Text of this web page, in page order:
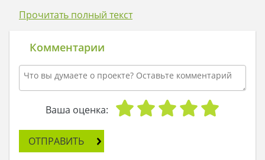
и хозяйка отправлялась в гостиную, наливала в
напиток и любовалась головокружительным
видом из окна. Ее гостиную украшал эркер, в
котором стояло ее любимое кресло из красного
дерева: в него Леди горделиво садилась,
Стоило начаться дождю, и туристы разбегались,
нетерпеливых капель о крышу да пение птиц.
Особняк Леди Дождя тонул в тумане: его
Прочитать полный текст
Комментарии
Ваша оценка:
ОТПРАВИТЬ